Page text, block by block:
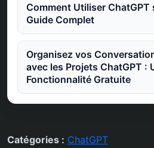
Comment Utiliser ChatGPT
Guide Complet
Organisez vos
avec les Projets ChatGPT :
Fonctionnalité Gratuite
Catégories : ChatGPT